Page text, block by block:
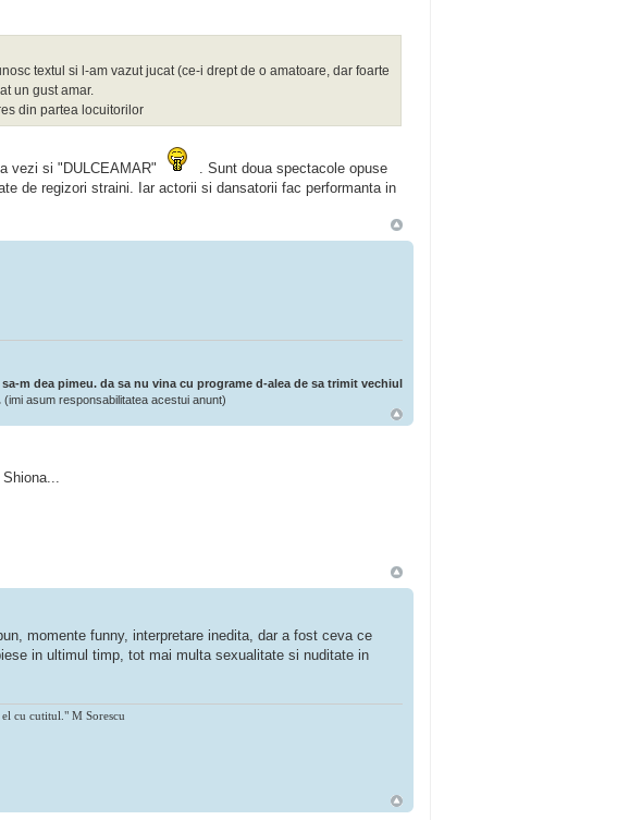
textul si l-am vazut jucat (ce-i drept de o amatoare, dar foarte
un gust amar.
din partea locuitorilor
vezi si "DULCEAMAR"
. Sunt doua spectacole opuse
de regizori straini. Iar actorii si dansatorii fac performanta in
m dea pimeu. da sa nu vina cu programe d-alea de sa trimit vechiul
(imi asum responsabilitatea acestui anunt)
momente funny, interpretare inedita, dar a fost ceva ce
in ultimul timp, tot mai multa sexualitate si nuditate in
cu cutitul." M Sorescu